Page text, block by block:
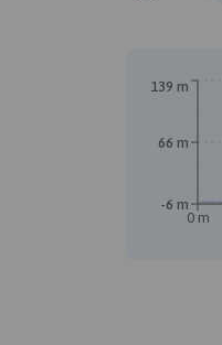
0 m
-6 m
66 m
139 m